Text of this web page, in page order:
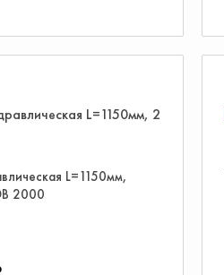
L=1150мм,
2000